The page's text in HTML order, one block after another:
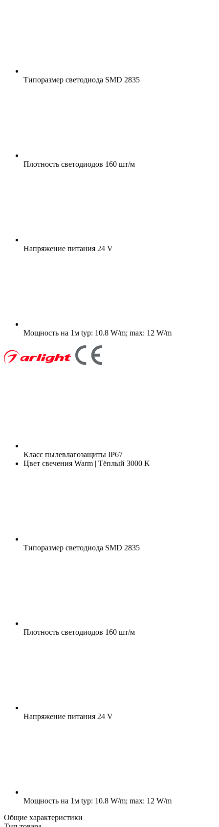
Типоразмер светодиода SMD 2835
Плотность светодиодов 160 шт/м
Напряжение питания 24 V
Мощность на 1м typ: 10.8 W/m; max: 12 W/m
Класс пылевлагозащиты IP67
Цвет свечения Warm | Тёплый 3000 K
Типоразмер светодиода SMD 2835
Плотность светодиодов 160 шт/м
Напряжение питания 24 V
Мощность на 1м typ: 10.8 W/m; max: 12 W/m
Общие характеристики